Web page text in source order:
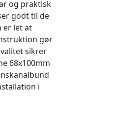
og praktisk
godt til de
er let at
gør
sikrer
68x100mm
i